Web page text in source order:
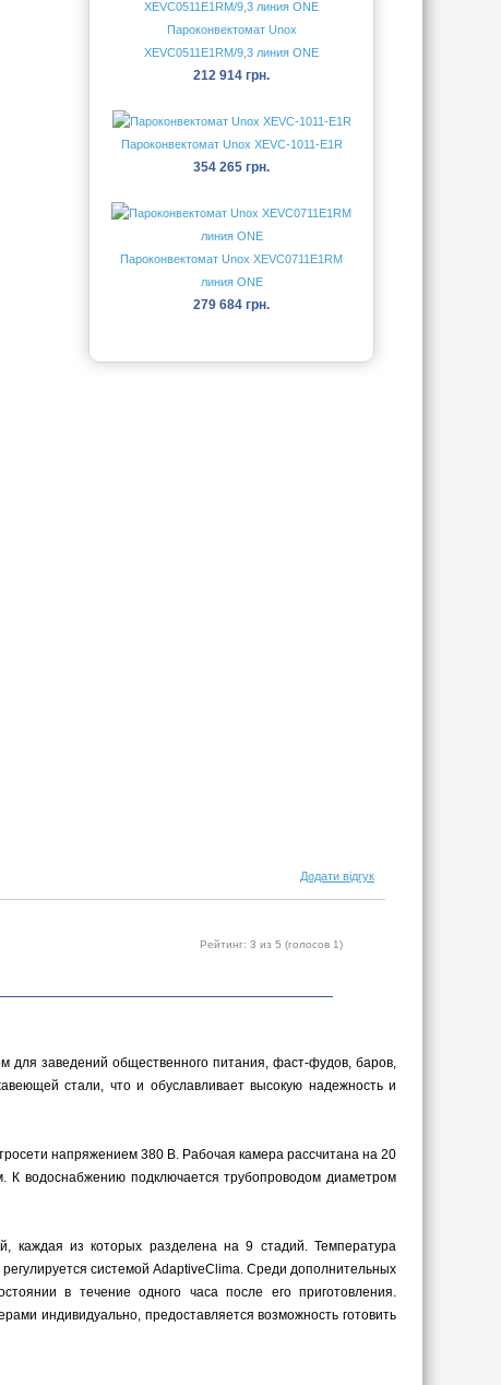
Пароконвектомат Unox
XEVC0511E1RM/9,3 линия ONE
212 914 грн.
Пароконвектомат Unox XEVC-1011-E1R
354 265 грн.
Пароконвектомат Unox XEVC0711E1RM
линия ONE
279 684 грн.
Додати відгук
Рейтинг: 3 из 5 (голосов 1)
для заведений общественного питания, фаст-фудов, баров,
стали, что и обуславливает высокую надежность и
напряжением 380 В. Рабочая камера рассчитана на 20
К водоснабжению подключается трубопроводом диаметром
каждая из которых разделена на 9 стадий. Температура
системой AdaptiveClima. Среди дополнительных
в течение одного часа после его приготовления.
индивидуально, предоставляется возможность готовить